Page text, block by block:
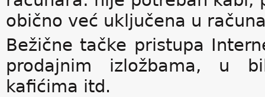
obično već uključena u
Bežične tačke pristupa
prodajnim izložbama, u
kafićima itd.